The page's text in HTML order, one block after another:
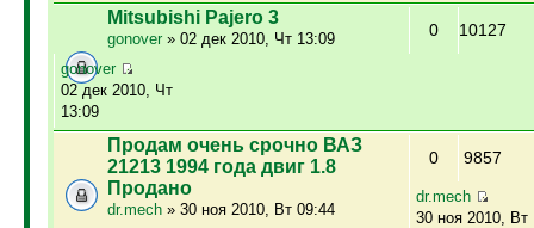
Mitsubishi Pajero 3
gonover» 02 дек 2010, Чт 13:09 0 10127
gonover
02 дек 2010, Чт
13:09
Продам очень срочно ВАЗ
21213 1994 года двиг 1.8
Продано
dr.mech» 30 ноя 2010, Вт 09:44
0 9857
dr.mech
30 ноя 2010, Вт